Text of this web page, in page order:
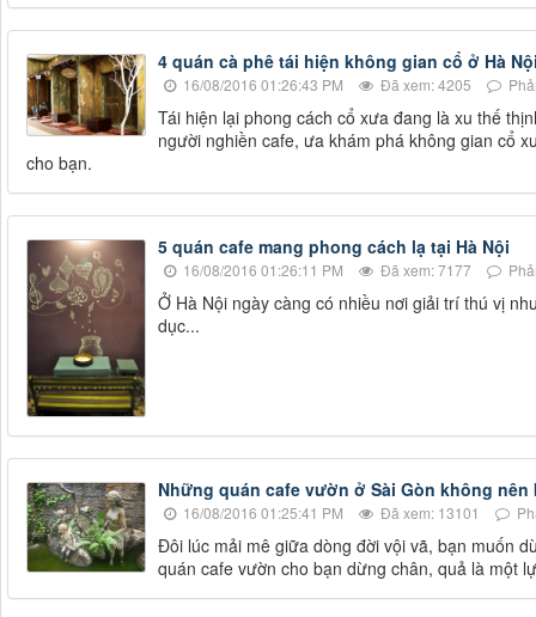
4 quán cà phê tái hiện không gian cổ ở Hà
16/08/2016 01:26:43 PM Đã xem: 4205
Tái hiện lại phong cách cổ xưa đang là xu thế
người nghiền cafe, ưa khám phá không gian cổ
cho bạn.
5 quán cafe mang phong cách lạ tại Hà Nội
16/08/2016 01:26:11 PM Đã xem: 7177
Ở Hà Nội ngày càng có nhiều nơi giải trí thú vị
dục...
Những quán cafe vườn ở Sài Gòn không nên
16/08/2016 01:25:41 PM Đã xem: 13101
Đôi lúc mải mê giữa dòng đời vội vã, bạn muốn
quán cafe vườn cho bạn dừng chân, quả là một